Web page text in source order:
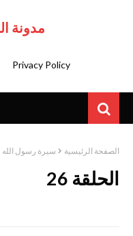
مدونة
Privacy Policy
الصفحة الرئيسية سيرة رسول الله
الحلقة 26